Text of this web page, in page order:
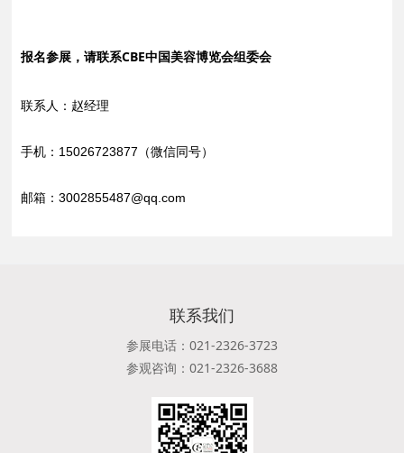
报名参展，请联系CBE中国美容博览会组委会
联系人：赵经理
手机：15026723877（微信同号）
邮箱：3002855487@qq.com
联系我们
参展电话：021-2326-3723
参观咨询：021-2326-3688